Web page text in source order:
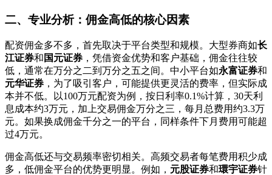
二、专业分析：佣金高低的核心因素
配资佣金多不多，首先取决于平台类型和规模。大型券商如长
江证券和 国元证券 ，凭借资金优势和客户基础，佣金往往较
低，通常在万分之二到万分之五之间。中小平台如永富证券和
元华证券 ，为了吸引客户，可能提供更灵活的费率，但实际成
本并不低。以100万元配资为例，按日利率0.1%计算，30天利
息成本约3万元，加上交易佣金万分之三，每月总费用约3.3万
元。如果换成佣金千分之一的平台，同样条件下月费用可能超
过4万元。
佣金高低还与交易频率密切相关。高频交易者每笔费用积少成
多，低佣金平台的优势更明显。例如， 元股证券和環宇证券针